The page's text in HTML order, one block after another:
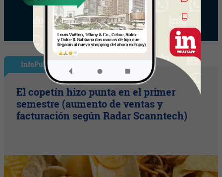
InfoPublicidad
El copetín hizo punta en el primer
semestre (aumento de ventas y
facturación según Radar Scanntech)